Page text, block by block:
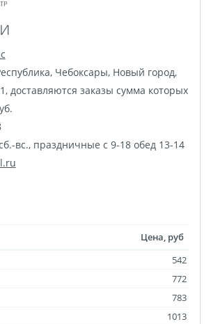
и
, Чебоксары, Новый город,
доставляются заказы сумма которых
вс., праздничные с 9-18 обед 13-14
Цена, руб
542
772
783
1013